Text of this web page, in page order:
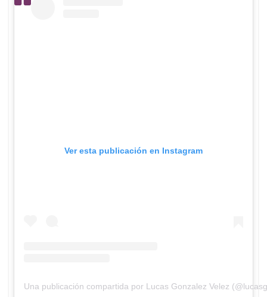
Ver esta publicación en Instagram
Una publicación compartida por Lucas Gonzalez Velez